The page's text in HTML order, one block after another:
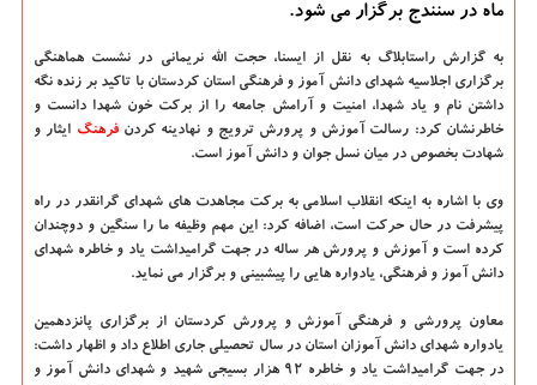
ماه در سنندج برگزار می شود.
به گزارش راستابلاگ به نقل از ایسنا، حجت الله نریمانی در نشست هماهنگی
برگزاری اجلاسیه شهدای دانش آموز و فرهنگی استان كردستان با تاكید بر زنده نگه
داشتن نام و یاد شهدا، امنیت و آرامش جامعه را از بركت خون شهدا دانست و
خاطرنشان كرد: رسالت آموزش و پرورش ترویج و نهادینه كردنفرهنگ ایثار و
شهادت بخصوص در میان نسل جوان و دانش آموز است.
وی با اشاره به اینكه انقلاب اسلامی به بركت مجاهدت های شهدای گرانقدر در راه
پیشرفت در حال حركت است، اضافه كرد: این مهم وظیفه ما را سنگین و دوچندان
كرده است و آموزش و پرورش هر ساله در جهت گرامیداشت یاد و خاطره شهدای
دانش آموز و فرهنگی، یادواره هایی را پیشبینی و برگزار می نماید.
معاون پرورشی و فرهنگی آموزش و پرورش كردستان از برگزاری پانزدهمین
یادواره شهدای دانش آموزان استان در سال تحصیلی جاری اطلاع داد و اظهار داشت:
در جهت گرامیداشت یاد و خاطره ۹۲ هزار بسیجی شهید و شهدای دانش آموز و